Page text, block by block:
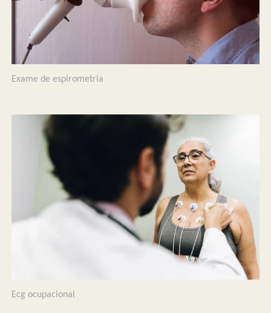
Exame de espirometria
Ecg ocupacional